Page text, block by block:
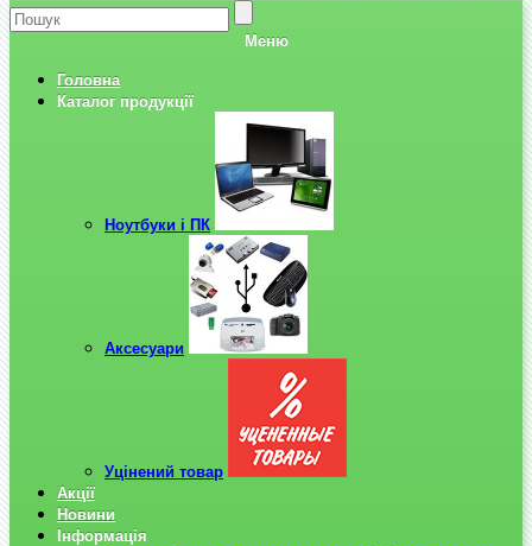
Меню
Головна
Каталог продукції
Ноутбуки і ПК
Аксесуари
Уцінений товар
Акції
Новини
Інформація